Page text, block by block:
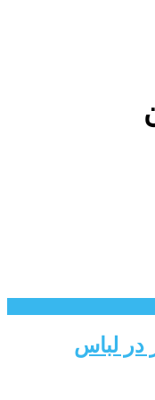
در لباس